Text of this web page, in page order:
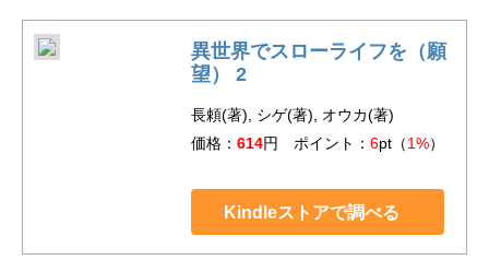
異世界でスローライフを（願
望） 2
長頼(著), シゲ(著), オウカ(著)
価格： 614円 ポイント： 6pt（1%）
Kindleストアで調べる